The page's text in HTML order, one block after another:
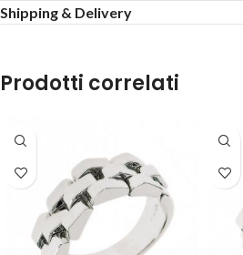
Shipping & Delivery
Prodotti correlati